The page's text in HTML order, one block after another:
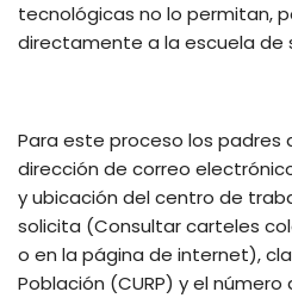
tecnológicas no lo permitan,
directamente a la escuela de
Para este proceso los padres
dirección de correo
y ubicación del centro de
solicita (Consultar carteles
o en la página de internet),
Población (CURP) y el